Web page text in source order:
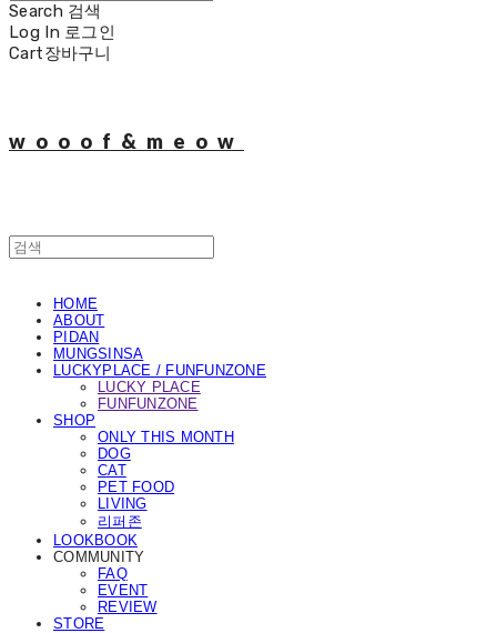
Search 검색
Log In 로그인
Cart장바구니
wooof&meow
HOME
ABOUT
PIDAN
MUNGSINSA
LUCKYPLACE / FUNFUNZONE
LUCKY PLACE
FUNFUNZONE
SHOP
ONLY THIS MONTH
DOG
CAT
PET FOOD
LIVING
리퍼존
LOOKBOOK
COMMUNITY
FAQ
EVENT
REVIEW
STORE